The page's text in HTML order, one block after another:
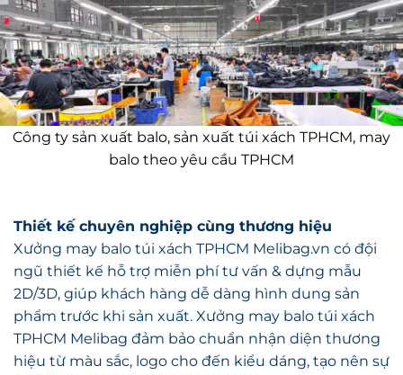
Công ty sản xuất balo, sản xuất túi xách TPHCM, may
balo theo yêu cầu TPHCM
Xưởng may balo túi xách TPHCM Melibag.vn có đội
ngũ thiết kế hỗ trợ miễn phí tư vấn & dựng mẫu
2D/3D, giúp khách hàng dễ dàng hình dung sản
phẩm trước khi sản xuất. Xưởng may balo túi xách
TPHCM Melibag đảm bảo chuẩn nhận diện thương
hiệu từ màu sắc, logo cho đến kiểu dáng, tạo nên sự
khác biệt cho từng doanh nghiệp.